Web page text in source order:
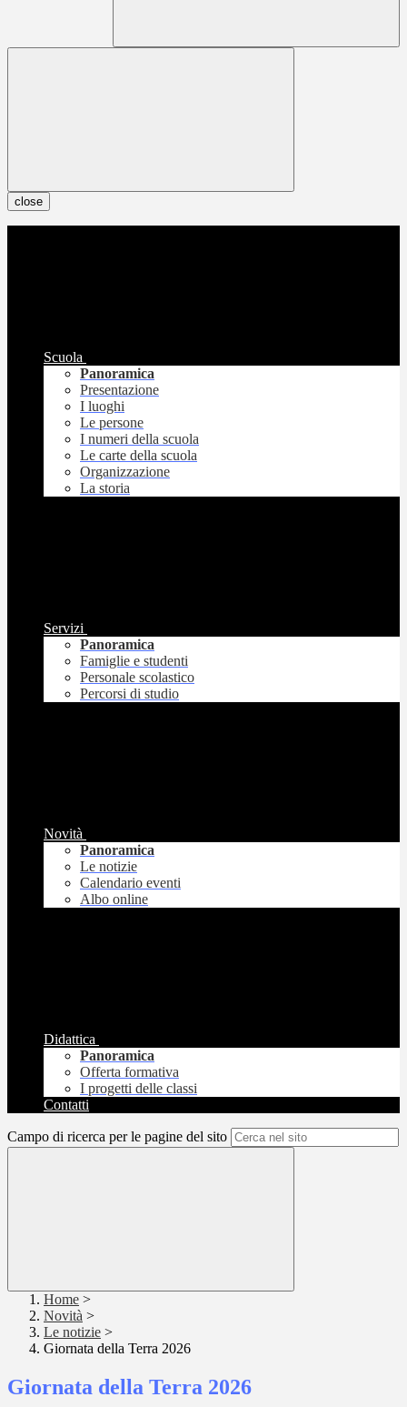
close
Scuola
Panoramica
Presentazione
I luoghi
Le persone
I numeri della scuola
Le carte della scuola
Organizzazione
La storia
Servizi
Panoramica
Famiglie e studenti
Personale scolastico
Percorsi di studio
Novità
Panoramica
Le notizie
Calendario eventi
Albo online
Didattica
Panoramica
Offerta formativa
I progetti delle classi
Contatti
Campo di ricerca per le pagine del sito
Home >
Novità >
Le notizie >
Giornata della Terra 2026
Giornata della Terra 2026